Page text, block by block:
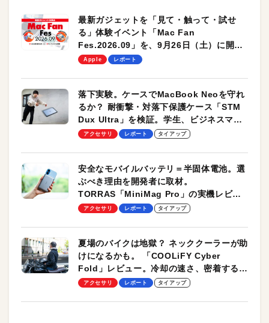
最新ガジェットを「見て・触って・試せ
る」体験イベント「Mac Fan
Fes.2026.09」を、9月26日（土）に開催
します！
Apple レポート
落下実験。ケースでMacBook Neoを守れ
るか？ 耐衝撃・対落下保護ケース「STM
Dux Ultra」を検証。学生、ビジネスマン
のモバイルユースに最適！
アクセサリ レポート タイアップ
安全なモバイルバッテリ＝半固体電池。選
ぶべき理由を開発者に取材。
TORRAS「MiniMag Pro」の実機レビュ
ーも
アクセサリ レポート タイアップ
夏場のバイクは地獄？ ネッククーラーが助
けになるかも。 「COOLiFY Cyber
Fold」レビュー。冷却の速さ、密着する冷
却プレート、シンプルな操作性がグッド！
アクセサリ レポート タイアップ